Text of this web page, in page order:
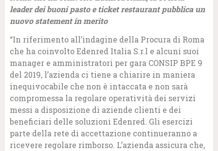
leader dei buoni pasto e ticket restaurant pubblica un
nuovo statement in merito
“In riferimento all’indagine della Procura di Roma
che ha coinvolto Edenred Italia S.r.l e alcuni suoi
manager e amministratori per gara CONSIP BPE 9
del 2019, l’azienda ci tiene a chiarire in maniera
inequivocabile che non è intaccata e non sarà
compromessa la regolare operatività dei servizi
messi a disposizione di aziende clienti e dei
beneficiari delle soluzioni Edenred. Gli esercizi
parte della rete di accettazione continueranno a
ricevere regolare rimborso. L’azienda assicura che,